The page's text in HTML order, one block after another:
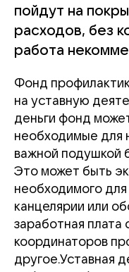
пойдут на
расходов, без
работа
Фонд
на уставную
деньги фонд
необходимые для
важной подушкой
Это может быть
необходимого для
канцелярии или
заработная плата
координаторов
другое.Уставная